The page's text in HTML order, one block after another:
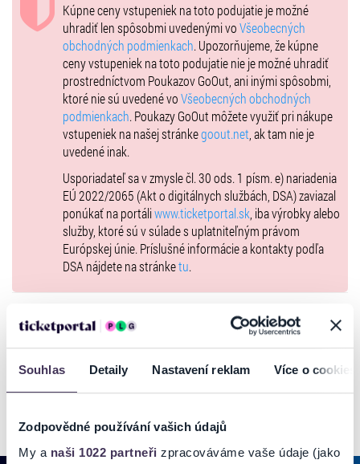
Souhlas Detaily Nastavení reklam Více o cookies
Zodpovědné používání vašich údajů
My a naši 1022 partneři zpracováváme vaše údaje (jako
Kúpne ceny vstupeniek na toto podujatie je možné
uhradiť len spôsobmi uvedenými voVšeobecných
obchodných podmienkach. Upozorňujeme, že kúpne
ceny vstupeniek na toto podujatie nie je možné uhradiť
prostredníctvom Poukazov GoOut, ani inými spôsobmi,
ktoré nie sú uvedené voVšeobecných obchodných
podmienkach. Poukazy GoOut môžete využiť pri nákupe
vstupeniek na našej stránkegoout.net , ak tam nie je
uvedené inak.
Usporiadateľ sa v zmysle čl. 30 ods. 1 písm. e) nariadenia
EÚ 2022/2065 (Akt o digitálnych službách, DSA) zaviazal
ponúkať na portáliwww.ticketportal.sk , iba výrobky alebo
služby, ktoré sú v súlade s uplatniteľným právom
Európskej únie. Príslušné informácie a kontakty podľa
DSA nájdete na stránketu.
GALÉRIA